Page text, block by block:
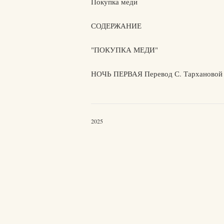
СОДЕРЖАНИЕ
"ПОКУПКА МЕДИ"
НОЧЬ ПЕРВАЯ Перевод С. Тархановой
2025